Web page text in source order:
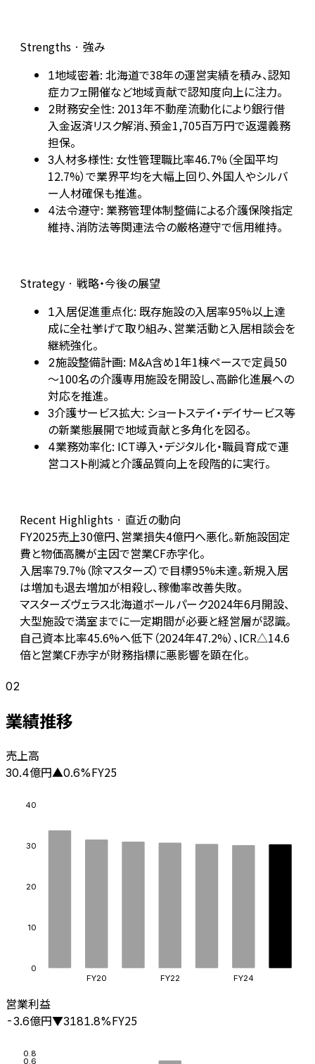
Strengths · 強み
1地域密着: 北海道で38年の運営実績を積み、認知
症カフェ開催など地域貢献で認知度向上に注力。
2財務安全性: 2013年不動産流動化により銀行借
入金返済リスク解消、預金1,705百万円で返還義務
担保。
3人材多様性: 女性管理職比率46.7%（全国平均
12.7%）で業界平均を大幅上回り、外国人やシルバ
ー人材確保も推進。
4法令遵守: 業務管理体制整備による介護保険指定
維持、消防法等関連法令の厳格遵守で信用維持。
Strategy · 戦略・今後の展望
1入居促進重点化: 既存施設の入居率95%以上達
成に全社挙げて取り組み、営業活動と入居相談会を
継続強化。
2施設整備計画: M&A含め1年1棟ペースで定員50
～100名の介護専用施設を開設し、高齢化進展への
対応を推進。
3介護サービス拡大: ショートステイ・デイサービス等
の新業態展開で地域貢献と多角化を図る。
4業務効率化: ICT導入・デジタル化・職員育成で運
営コスト削減と介護品質向上を段階的に実行。
Recent Highlights · 直近の動向
FY2025売上30億円、営業損失4億円へ悪化。新施設固定
費と物価高騰が主因で営業CF赤字化。
入居率79.7%（除マスターズ）で目標95%未達。新規入居
は増加も退去増加が相殺し、稼働率改善失敗。
マスターズヴェラス北海道ボールパーク2024年6月開設、
大型施設で満室までに一定期間が必要と経営層が認識。
自己資本比率45.6%へ低下（2024年47.2%）、ICR△14.6
倍と営業CF赤字が財務指標に悪影響を顕在化。
02
業績推移
売上高
30.4億円▲0.6%FY25
0
10
20
30
40
FY20 FY22 FY24
営業利益
-3.6億円▼3181.8%FY25
0.6
0.8